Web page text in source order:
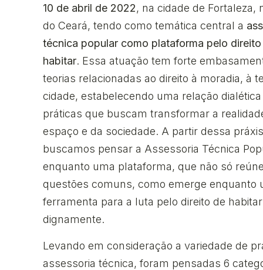
10 de abril de 2022, na cidade de Fortaleza,
do Ceará, tendo como temática central a
técnica popular como plataforma pelo
habitar. Essa atuação tem forte
teorias relacionadas ao direito à moradia, à
cidade, estabelecendo uma relação
práticas que buscam transformar a
espaço e da sociedade. A partir dessa
buscamos pensar a Assessoria Técnica
enquanto uma plataforma, que não só
questões comuns, como emerge enquanto
ferramenta para a luta pelo direito de habitar
dignamente.
Levando em consideração a variedade de
assessoria técnica, foram pensadas 6